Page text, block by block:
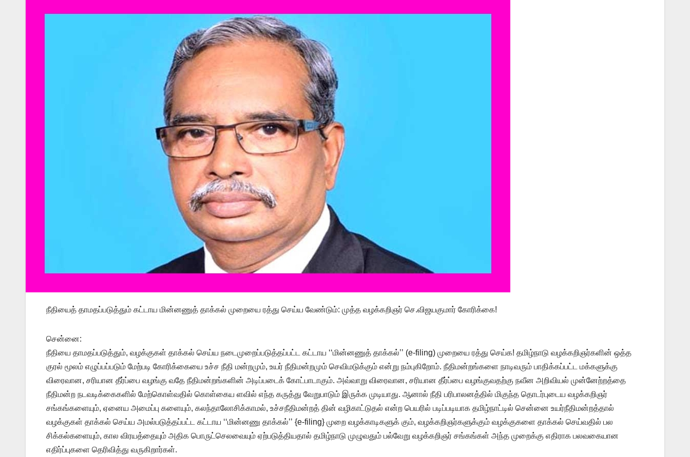
நீதியைத் தாமதப்படுத்தும் கட்டாய மின்னணுத் தாக்கல் முறையை ரத்து செய்ய வேண்டும்: முத்த வழக்கறிஞர் செ.விஜயகுமார் கோரிக்கை!
சென்னை:
நீதியை தாமதப்படுத்தும், வழக்குகள் தாக்கல் செய்ய நடைமுறைப்படுத்தப்பட்ட கட்டாய ‘‘மின்னணுத் தாக்கல்’’ (e-filing) முறையை ரத்து செய்க! தமிழ்நாடு வழக்கறிஞர்களின் ஒத்த
குரல் மூலம் எழுப்பப்படும் மேற்படி கோரிக்கையை உச்ச நீதி மன்றமும், உயர் நீதிமன்றமும் செவிமடுக்கும் என்று நம்புகிறோம். நீதிமன்றங்களை நாடிவரும் பாதிக்கப்பட்ட மக்களுக்கு
விரைவான, சரியான தீர்ப்பை வழங்கு வதே நீதிமன்றங்களின் அடிப்படைக் கோட்பாடாகும். அவ்வாறு விரைவான, சரியான தீர்ப்பை வழங்குவதற்கு நவீன அறிவியல் முன்னேற்றத்தை
நீதிமன்ற நடவடிக்கைகளில் மேற்கொள்வதில் கொள்கைய ளவில் எந்த கருத்து வேறுபாடும் இருக்க முடியாது. ஆனால் நீதி பரிபாலனத்தில் மிகுந்த தொடர்புடைய வழக்கறிஞர்
சங்கங்களையும், ஏனைய அமைப்பு களையும், கலந்தாலோசிக்காமல், உச்சநீதிமன்றத் தின் வழிகாட்டுதல் என்ற பெயரில் படிப்படியாக தமிழ்நாட்டில் சென்னை உயர்நீதிமன்றத்தால்
வழக்குகள் தாக்கல் செய்ய அமல்படுத்தப்பட்ட கட்டாய ‘‘மின்னணு தாக்கல்’’ {e-filing} முறை வழக்காடிகளுக் கும், வழக்கறிஞர்களுக்கும் வழக்குகளை தாக்கல் செய்வதில் பல
சிக்கல்களையும், கால விரயத்தையும் அதிக பொருட்செலவையும் ஏற்படுத்தியதால் தமிழ்நாடு முழுவதும் பல்வேறு வழக்கறிஞர் சங்கங்கள் அந்த முறைக்கு எதிராக பலவகையான
எதிர்ப்புகளை தெரிவித்து வருகிறார்கள்.